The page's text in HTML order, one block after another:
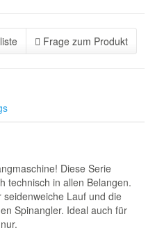
Frage zum Produkt
Diese Serie
technisch in allen Belangen.
Lauf und die
Spinangler. Ideal auch für